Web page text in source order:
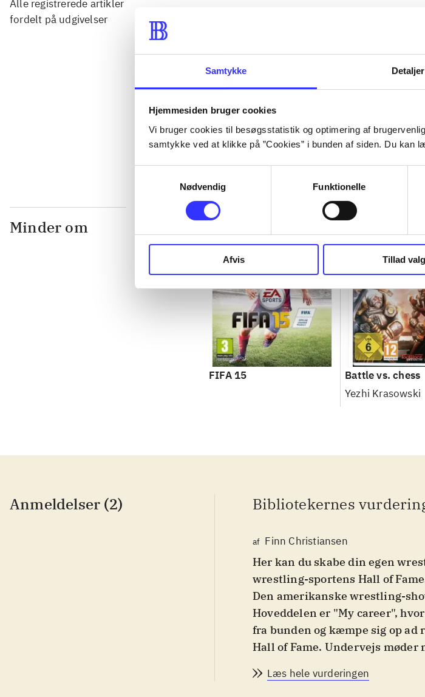
Samtykke Detaljer
Hjemmesiden bruger cookies
Vi bruger cookies til besøgsstatistik og optimering af
samtykke ved at klikke på ”Cookies” i bunden af siden. Du kan
Nødvendig
Funktionelle
Afvis Tillad
Alle registrerede artikler
fordelt på udgivelser
...
...
Minder om
FIFA 15
Battle vs. chess
Yezhi Krasowski
Anmeldelser (2) Bibliotekernes
af Finn Christiansen
Her kan du skabe din egen
wrestling-sportens Hall of
Den amerikanske wrestling-
Hoveddelen er "My career",
fra bunden og kæmpe sig op
Hall of Fame. Undervejs møder
kampe, hvor der er fokus på
Læs hele vurderingen